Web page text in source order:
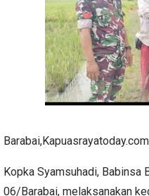
Kopka Syamsuhadi, Babinsa
06/Barabai, melaksanakan